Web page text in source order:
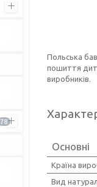
Польська
пошиття
виробників.
Основні
Країна
Вид
78